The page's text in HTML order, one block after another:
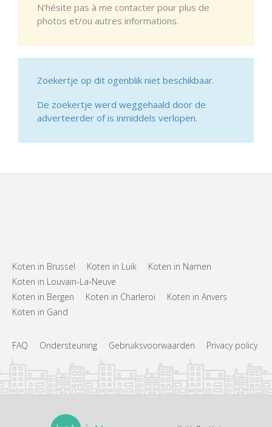
N'hésite pas à me contacter pour plus de
photos et/ou autres informations.
Zoekertje op dit ogenblik niet beschikbaar.
De zoekertje werd weggehaald door de
adverteerder of is inmiddels verlopen.
Koten in Brussel Koten in Luik
Koten in Namen
Koten in Louvain-La-Neuve
Koten in Bergen
Koten in Charleroi
Koten in Anvers
Koten in Gand
FAQ Ondersteuning Gebruiksvoorwaarden Privacy policy